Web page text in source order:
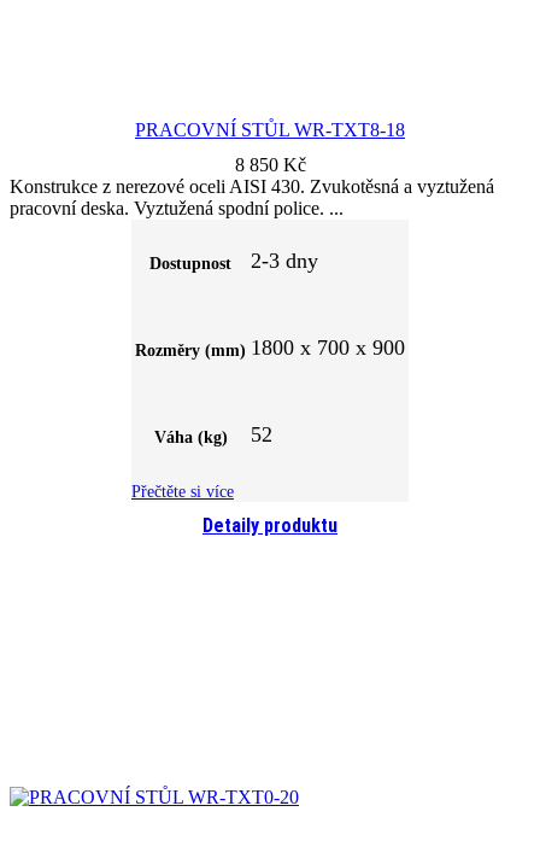
PRACOVNÍ STŮL WR-TXT8-18
8 850 Kč
Detaily produktu
Konstrukce z nerezové oceli AISI 430. Zvukotěsná a vyztužená
pracovní deska. Vyztužená spodní police.
Dostupnost 2-3 dny
Rozměry (mm) 1800 x 700 x 900
Váha (kg) 52
Přečtěte si více